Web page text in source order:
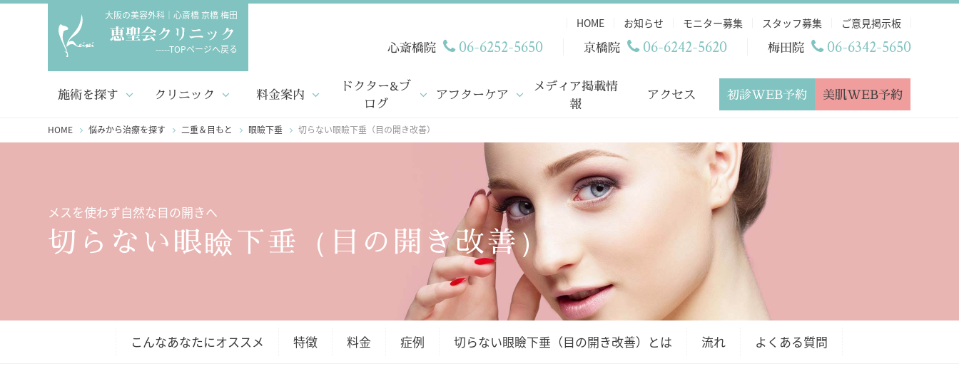
大阪の美容外科｜心斎橋 京橋 梅田
-----TOPページへ戻る
HOME お知らせ モニター募集 スタッフ募集 ご意見掲示板
梅田院 06-6342-5650
京橋院 06-6242-5620
心斎橋院 06-6252-5650
施術を探す クリニック 料金案内
ドクター&ブ
ログ
アフターケア
メディア掲載情
報
アクセス 初診WEB予約 美肌WEB予約
HOME 悩みから治療を探す 二重＆目もと 眼瞼下垂 切らない眼瞼下垂（目の開き改善）
メスを使わず自然な目の開きへ
切らない眼瞼下垂（目の開き改善）
こんなあなたにオススメ 特徴 料金 症例 切らない眼瞼下垂（目の開き改善）とは 流れ よくある質問